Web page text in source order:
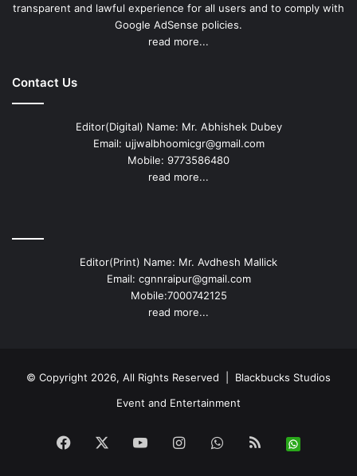
transparent and lawful experience for all users and to comply with
Google AdSense policies.
read more...
Contact Us
Editor(Digital) Name: Mr. Abhishek Dubey
Email: ujjwalbhoomicgr@gmail.com
Mobile: 9773586480
read more...
Editor(Print) Name: Mr. Avdhesh Mallick
Email: cgnnraipur@gmail.com
Mobile:7000742125
read more...
© Copyright 2026, All Rights Reserved | Blackbucks Studios
Event and Entertainment
Facebook YouTubeInstagramWhatsApp
RSS